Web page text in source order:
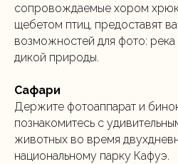
сопровождаемые хором
щебетом птиц, предоставят
возможностей для фото: река
дикой природы.
Сафари
Держите фотоаппарат и
познакомитесь с
животных во время
национальному парку Кафуэ.